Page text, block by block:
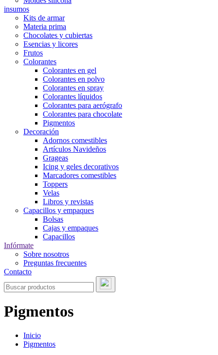
insumos
Kits de armar
Materia prima
Chocolates y cubiertas
Esencias y licores
Frutos
Colorantes
Colorantes en gel
Colorantes en polvo
Colorantes en spray
Colorantes líquidos
Colorantes para aerógrafo
Colorantes para chocolate
Pigmentos
Decoración
Adornos comestibles
Artículos Navideños
Grageas
Icing y geles decorativos
Marcadores comestibles
Toppers
Velas
Libros y revistas
Capacillos y empaques
Bolsas
Cajas y empaques
Capacillos
Infórmate
Sobre nosotros
Preguntas frecuentes
Contacto
Pigmentos
Inicio
Pigmentos